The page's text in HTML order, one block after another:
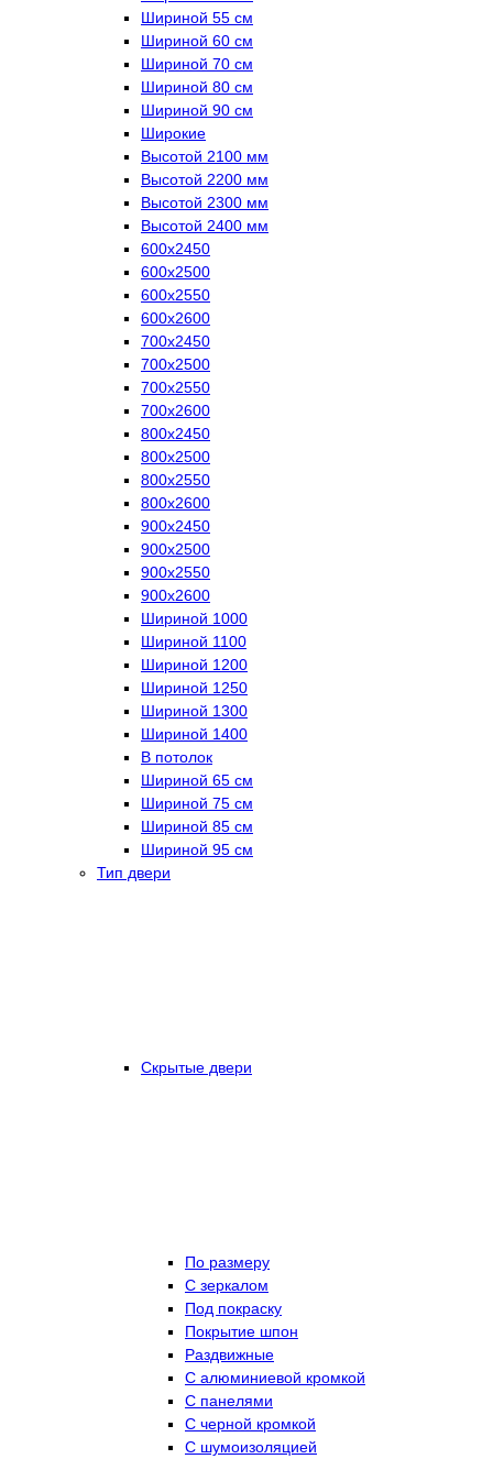
Шириной 55 см
Шириной 60 см
Шириной 70 см
Шириной 80 см
Шириной 90 см
Широкие
Высотой 2100 мм
Высотой 2200 мм
Высотой 2300 мм
Высотой 2400 мм
600х2450
600х2500
600х2550
600х2600
700х2450
700х2500
700х2550
700х2600
800х2450
800х2500
800х2550
800х2600
900х2450
900х2500
900х2550
900х2600
Шириной 1000
Шириной 1100
Шириной 1200
Шириной 1250
Шириной 1300
Шириной 1400
В потолок
Шириной 65 см
Шириной 75 см
Шириной 85 см
Шириной 95 см
Тип двери
Скрытые двери
По размеру
C зеркалом
Под покраску
Покрытие шпон
Раздвижные
С алюминиевой кромкой
С панелями
С черной кромкой
С шумоизоляцией